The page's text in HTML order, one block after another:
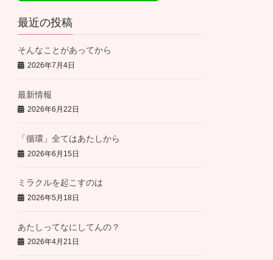
最近の投稿
そんなことがあってから
2026年7月4日
最新情報
2026年6月22日
「循環」全てはあたしから
2026年6月15日
ミラクルを起こすのは
2026年5月18日
あたしってなにしてんの？
2026年4月21日